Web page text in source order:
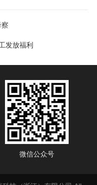
发放福利
微信公众号